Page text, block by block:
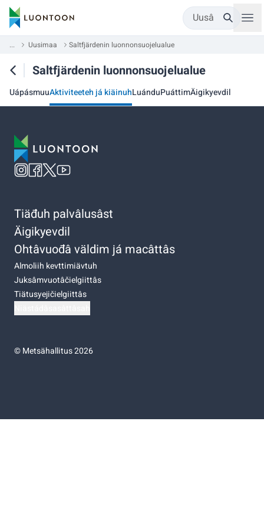
Uusâ
... Uusimaa Saltfjärdenin luonnonsuojelualue
Saltfjärdenin luonnonsuojelualue
UápásmuuAktiviteeteh já kiäinuhLuánduPuáttimÄigikyevdil
Tiäđuh palvâlusâst
Äigikyevdil
Ohtâvuođâ väldim já macâttâs
Almoliih kevttimiävtuh
Juksâmvuotâčielgiittâs
Tiätusyejičielgiittâs
©Metsähallitus 2026